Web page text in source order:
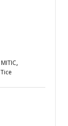
MITIC,
Tice